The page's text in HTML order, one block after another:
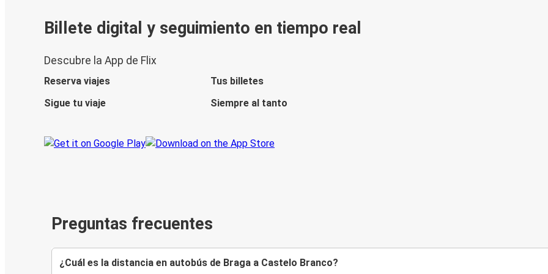
Billete digital y seguimiento en tiempo real
Descubre la App de Flix
Reserva viajes
Tus billetes
Sigue tu viaje
Siempre al tanto
Preguntas frecuentes
¿Cuál es la distancia en autobús de Braga a Castelo Branco?